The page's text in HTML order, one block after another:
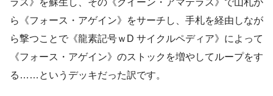
ら《フォース・アゲイン》をサーチし、手札を経由しなが
ら撃つことで《龍素記号ｗD サイクルペディア》によって
《フォース・アゲイン》のストックを増やしてループをす
る……というデッキだった訳です。